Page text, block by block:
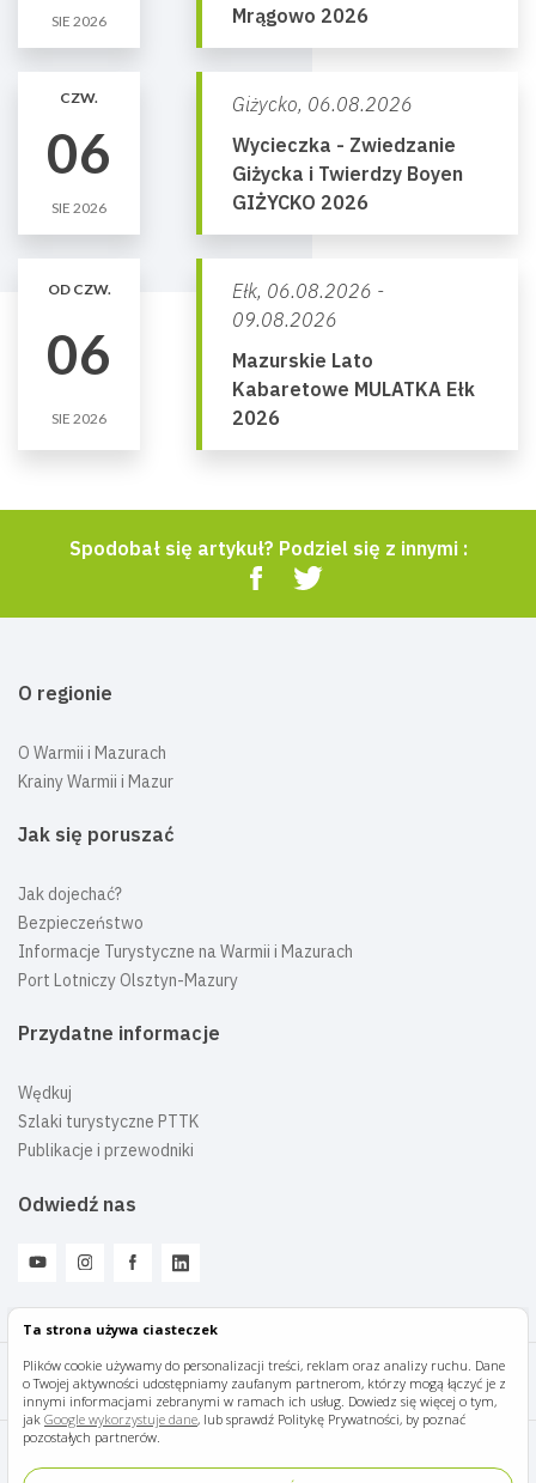
Ta strona używa ciasteczek
Plików cookie używamy do personalizacji treści, reklam oraz analizy ruchu. Dane
o Twojej aktywności udostępniamy zaufanym partnerom, którzy mogą łączyć je z
innymi informacjami zebranymi w ramach ich usług. Dowiedz się więcej o tym,
jak Google wykorzystuje dane, lub sprawdź Politykę Prywatności, by poznać
pozostałych partnerów.
SIE 2026
Mrągowo 2026
CZW.
06
SIE 2026
Giżycko, 06.08.2026
Wycieczka - Zwiedzanie
Giżycka i Twierdzy Boyen
GIŻYCKO 2026
OD CZW.
06
SIE 2026
Ełk, 06.08.2026 -
09.08.2026
Mazurskie Lato
Kabaretowe MULATKA Ełk
2026
Spodobał się artykuł? Podziel się z innymi :
O regionie
O Warmii i Mazurach
Krainy Warmii i Mazur
Jak się poruszać
Jak dojechać?
Bezpieczeństwo
Informacje Turystyczne na Warmii i Mazurach
Port Lotniczy Olsztyn-Mazury
Przydatne informacje
Wędkuj
Szlaki turystyczne PTTK
Publikacje i przewodniki
Odwiedź nas
Mazury Travel © 2026
Polityka prywatności